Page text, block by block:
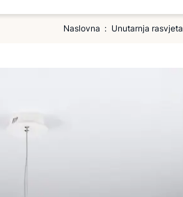
Naslovna Unutarnja rasvjeta